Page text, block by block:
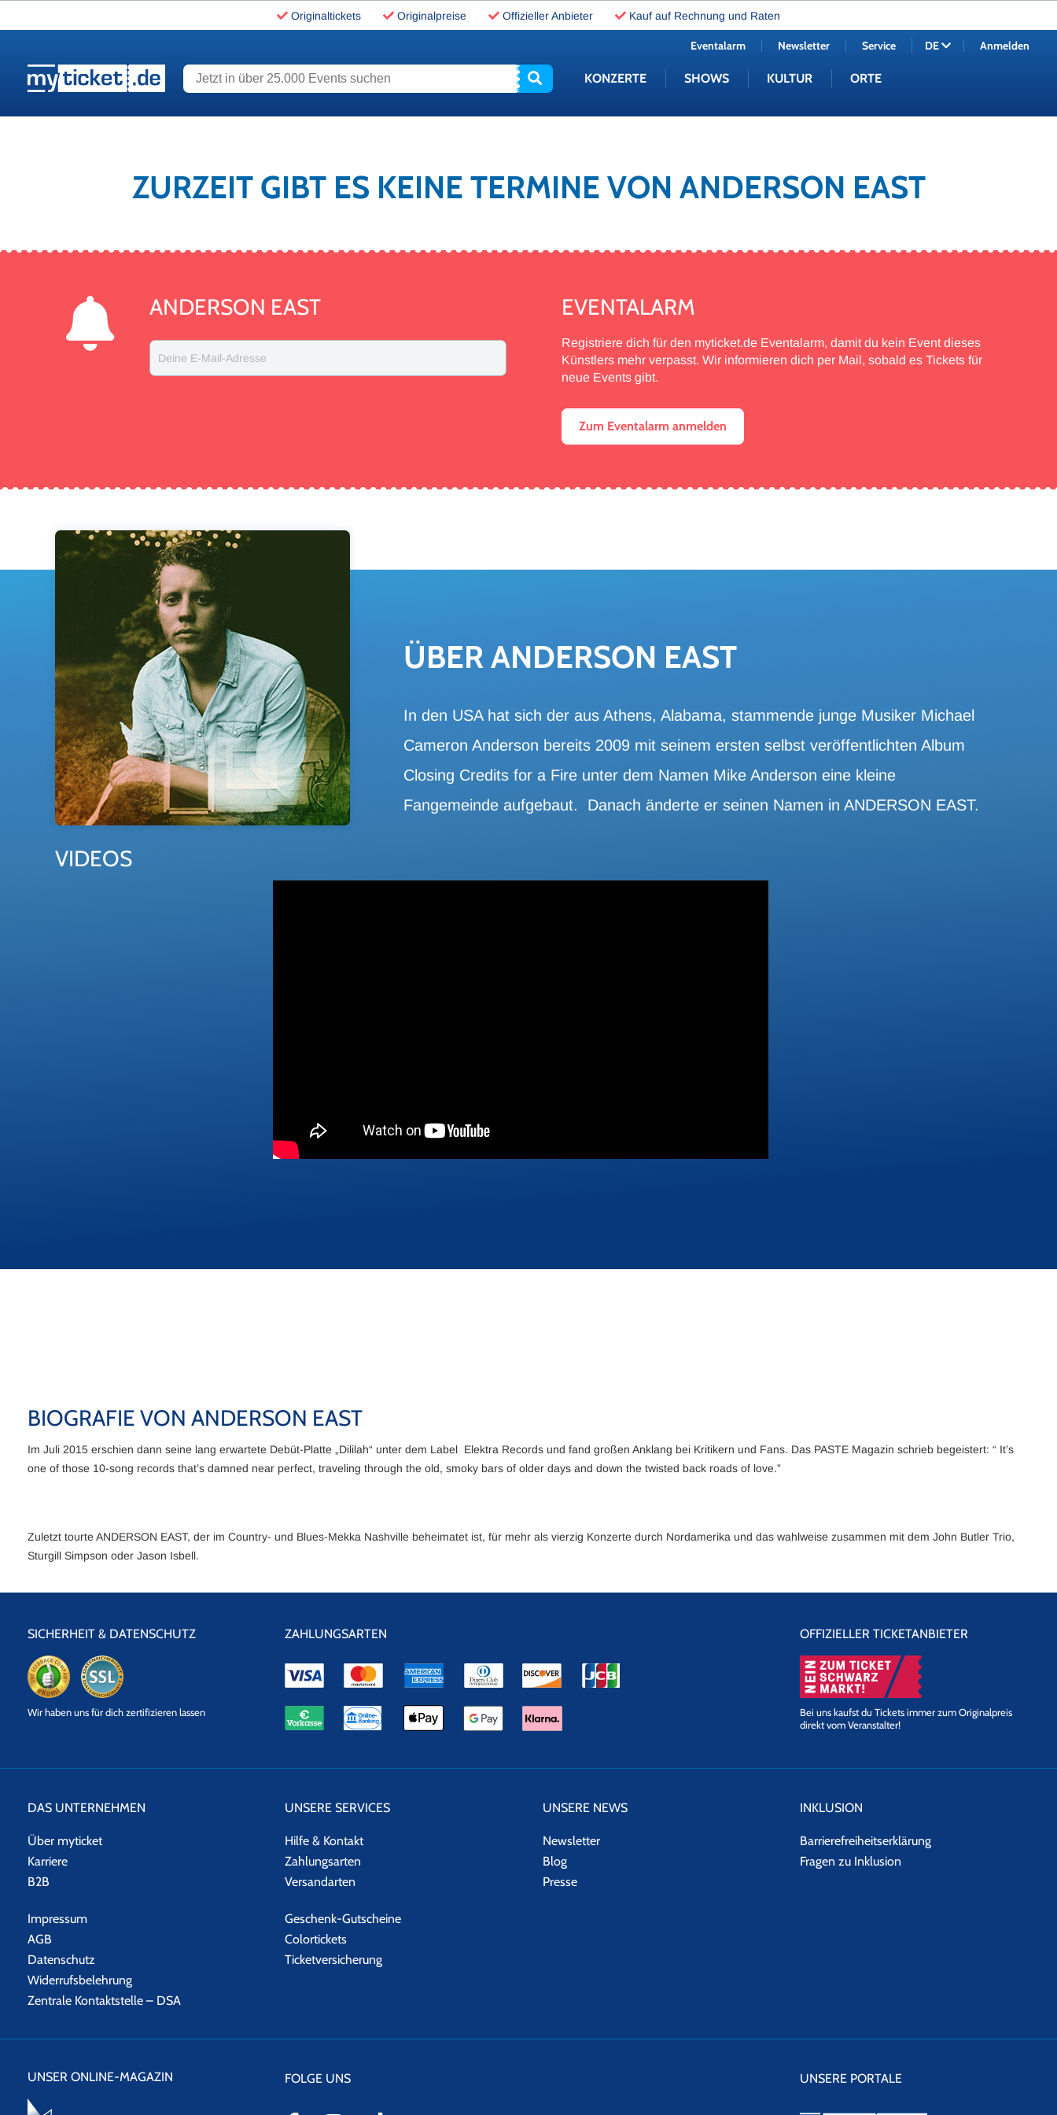
Originaltickets Originalpreise Offizieller Anbieter Kauf auf Rechnung und Raten
Jetzt in über 25.000 Events suchen KONZERTE SHOWS KULTUR ORTE
Eventalarm Newsletter Service DE Anmelden
ZURZEIT GIBT ES KEINE TERMINE VON ANDERSON EAST
ANDERSON EAST
Deine E-Mail-Adresse
EVENTALARM
Registriere dich für den myticket.de Eventalarm, damit du kein Event dieses
Künstlers mehr verpasst. Wir informieren dich per Mail, sobald es Tickets für
neue Events gibt.
Zum Eventalarm anmelden
ÜBER AN­DER­SON EAST
In den USA hat sich der aus Athens, Alabama, stammende junge Musiker Michael
Cameron Anderson bereits 2009 mit seinem ersten selbst veröffentlichten Album
Closing Credits for a Fire unter dem Namen Mike Anderson eine kleine
Fangemeinde aufgebaut. Danach änderte er seinen Namen in ANDERSON EAST.
VIDEOS
BIOGRAFIE VON ANDERSON EAST
Im Juli 2015 erschien dann seine lang erwartete Debüt-Platte „Dililah“ unter dem Label Elektra Records und fand großen Anklang bei Kritikern und Fans. Das PASTE Magazin schrieb begeistert: “ It’s
one of those 10-song records that’s damned near perfect, traveling through the old, smoky bars of older days and down the twisted back roads of love.”
Zuletzt tourte ANDERSON EAST, der im Country- und Blues-Mekka Nashville beheimatet ist, für mehr als vierzig Konzerte durch Nordamerika und das wahlweise zusammen mit dem John Butler Trio,
Sturgill Simpson oder Jason Isbell.
SICHERHEIT & DATENSCHUTZ
Datensicherheit
Wir haben uns für dich zertifizieren lassen
ZAHLUNGSARTEN OFFIZIELLER TICKETANBIETER
Bei uns kaufst du Tickets immer zum Originalpreis
direkt vom Veranstalter!
DAS UNTERNEHMEN
Über myticket
Karriere
B2B
Impressum
AGB
Datenschutz
Widerrufsbelehrung
Zentrale Kontaktstelle – DSA
UNSERE SERVICES
Hilfe & Kontakt
Zahlungsarten
Versandarten
Geschenk-Gutscheine
Colortickets
Ticketversicherung
UNSERE NEWS
Newsletter
Blog
Presse
INKLUSION
Barrierefreiheitserklärung
Fragen zu Inklusion
UNSER ONLINE-MAGAZIN FOLGE UNS UNSERE PORTALE